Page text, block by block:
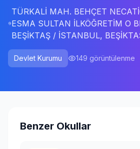
Hakkımızda
İletişim
TÜRKALİ MAH. BEHÇET
ESMA SULTAN İLKÖĞRETİM O
BEŞİKTAŞ / İSTANBUL,
Devlet Kurumu 149 görüntülenme
Benzer Okullar